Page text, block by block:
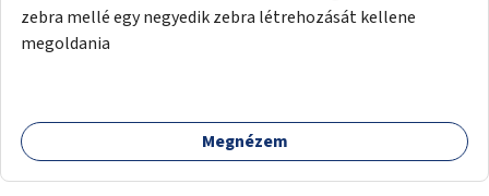
gyermekeinek elismert rajzaiból időszaki kiállítás is helyet
kaphatna a térben. Segítségül Józsefváros önkormányzata,
zebra mellé egy negyedik zebra létrehozását kellene
megoldania
Megnézem